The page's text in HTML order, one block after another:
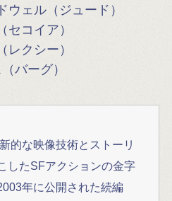
ェル（ジュード）
セコイア）
レクシー）
バーグ）
的な映像技術とストーリ
したSFアクションの金字
年に公開された続編